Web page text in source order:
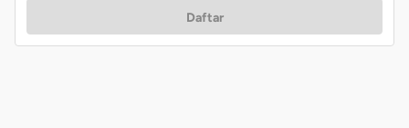
Daftar